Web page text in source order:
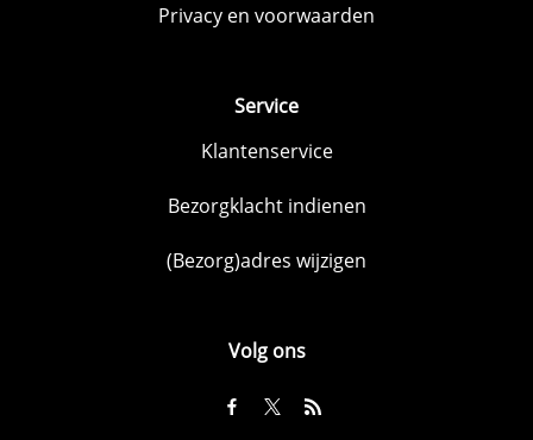
Privacy en voorwaarden
Service
Klantenservice
Bezorgklacht indienen
(Bezorg)adres wijzigen
Volg ons